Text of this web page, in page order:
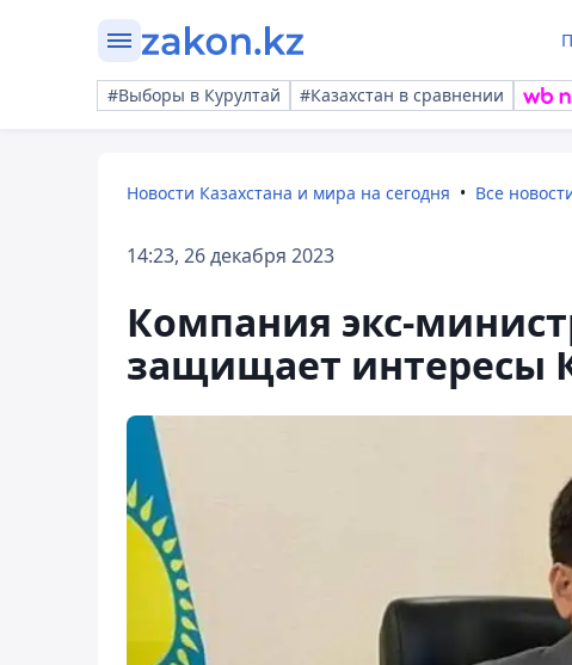
#Выборы в Курултай #Казахстан в сравнении
Новости Казахстана и мира на сегодня Все
14:23, 26 декабря 2023
Компания экс-
защищает интересы